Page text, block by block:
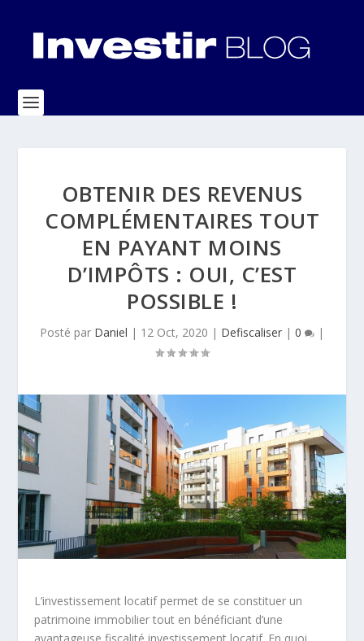
OBTENIR DES REVENUS
COMPLÉMENTAIRES TOUT
EN PAYANT MOINS
D’IMPÔTS : OUI, C’EST
POSSIBLE !
Posté par Daniel | 12 Oct, 2020 | Defiscaliser | 0 |
L’investissement locatif permet de se constituer un
patrimoine immobilier tout en bénéficiant d’une
avantageuse fiscalité investissement locatif. En quoi